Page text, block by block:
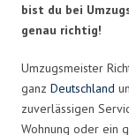
bist du bei
genau richtig!
Umzugsmeister
ganz Deutschland
zuverlässigen
Wohnung oder ein